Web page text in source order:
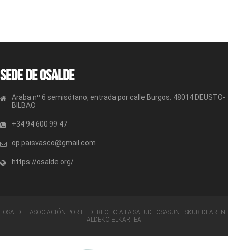
Sede de OSALDE
Araba nº 6 semisótano, entrada por calle Burgos. 48014 DEUSTO-
BILBAO
+34 94 600 99 47
op.paisvasco@gmail.com
https://osalde.org/
OSALDE | ASOCIACIÓN POR EL DERECHO A LA SALUD · OSASUN ESKUBIDEAREN
ALDEKO ELKARTEA